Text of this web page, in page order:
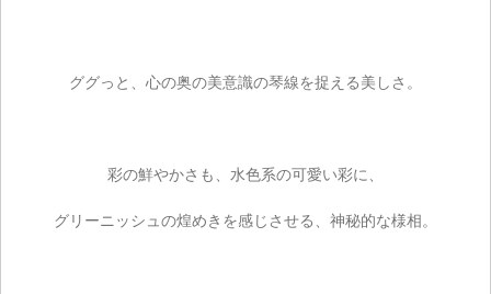
ググっと、心の奥の美意識の琴線を捉える美しさ。
彩の鮮やかさも、水色系の可愛い彩に、
グリーニッシュの煌めきを感じさせる、神秘的な様相。